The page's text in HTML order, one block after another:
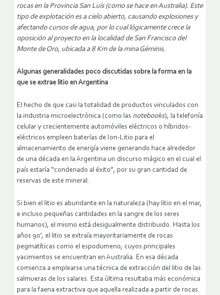
rocas en la Provincia San Luís (como se hace en Australia). Este
tipo de explotación es a cielo abierto, causando explosiones y
afectando cursos de agua, por lo cual lógicamente crece la
oposición al proyecto en la localidad de San Francisco del
Monte de Oro, ubicada a 8 Km de la mina Géminis.
Algunas generalidades poco discutidas sobre la forma en la
que se extrae litio en Argentina
El hecho de que casi la totalidad de productos vinculados con
la industria microelectrónica (como las notebooks), la telefonía
celular y crecientemente automóviles eléctricos o híbridos-
eléctricos empleen baterías de Ion-Litio para el
almacenamiento de energía viene generando hace alrededor
de una década en la Argentina un discurso mágico en el cual el
país estaría “condenado al éxito”, por su gran cantidad de
reservas de este mineral.
Si bien el litio es abundante en la naturaleza (hay litio en el mar,
e incluso pequeñas cantidades en la sangre de los seres
humanos), el mismo está desigualmente distribuido. Hasta los
años 90’, el litio se extraía mayoritariamente de rocas
pegmatíticas como el espodumeno, cuyos principales
yacimientos se encuentran en Australia. En esa década
comienza a emplearse una técnica de extracción del litio de las
salmueras de los salares. Esta última resultaba más económica
para la faena extractiva que aquella realizada a partir de rocas.